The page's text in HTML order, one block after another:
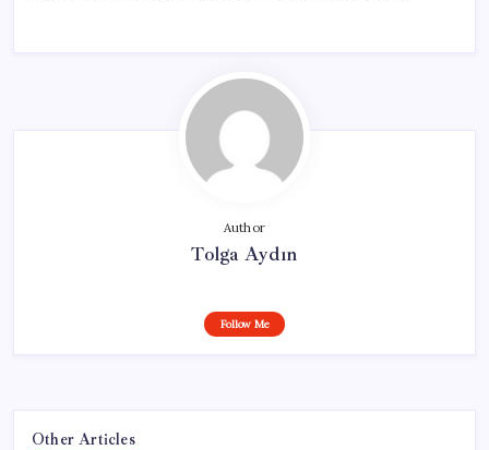
Author
Tolga Aydın
Follow Me
Other Articles